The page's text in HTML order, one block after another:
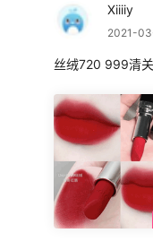
Xiiiiy
2021-
丝绒720 999清关